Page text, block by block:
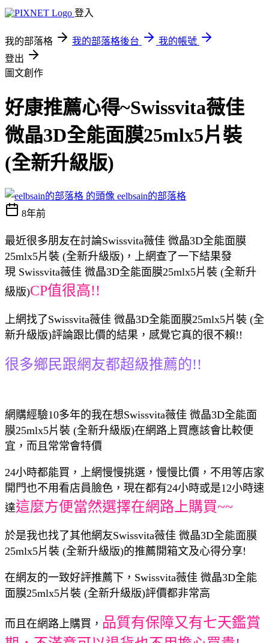
登入
我的部落格 我的部落格後台
我的帳號
登出
圖文創作
好康推薦心得~Swissvita薇佳
微晶3D全能面膜25mlx5片裝
(全新升級版)
eelbsain的部落格
8年前
最近很多朋友在討論Swissvita薇佳 微晶3D全能面膜
25mlx5片裝 (全新升級版)，上網查了一下結果發
現 Swissvita薇佳 微晶3D全能面膜25mlx5片裝 (全新升
級版)CP值很高!!
上網找了Swissvita薇佳 微晶3D全能面膜25mlx5片裝 (全
新升級版)評論跟比價的結果，感覺它真的很不賴!!
很多鄉民跟網友都超級推薦的!!
網購經驗10多年的我在想Swissvita薇佳 微晶3D全能面
膜25mlx5片裝 (全新升級版)在網路上買應該會比較便
宜，而且常常會特價
24小時都能買，上網慢慢挑選，慢慢比價，不用等店家
開門也不用看店員臉色，現在都有24小時或是12小時速
達這麼方便當然選擇在網路上購買~~
於是我也找了其他網友Swissvita薇佳 微晶3D全能面膜
25mlx5片裝 (全新升級版)的推薦開箱文及心得分享!
在網友的一致好評推薦下，Swissvita薇佳 微晶3D全能
面膜25mlx5片裝 (全新升級版)評價都非常高
而且在網路上購買， 品質有保障又有七天鑑賞